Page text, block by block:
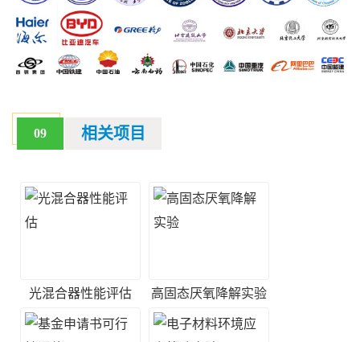
09 相关项目
光混合器性能评估 高固态厌氧降解实验